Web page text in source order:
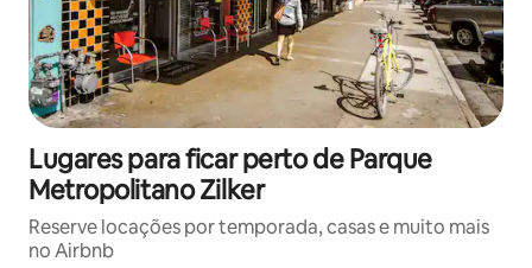
Lugares para ficar perto de Parque
Metropolitano Zilker
Reserve locações por temporada, casas e muito mais
no Airbnb